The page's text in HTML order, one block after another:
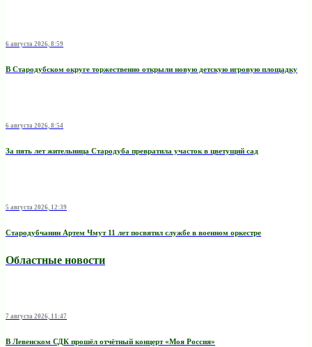
6 августа 2026, 8:59
В Стародубском округе торжественно открыли новую детскую игровую площадку
6 августа 2026, 8:54
За пять лет жительница Стародуба превратила участок в цветущий сад
5 августа 2026, 12:39
Стародубчанин Артем Чмут 11 лет посвятил службе в военном оркестре
Областные новости
7 августа 2026, 11:47
В Левенском СДК прошёл отчётный концерт «Моя Россия»